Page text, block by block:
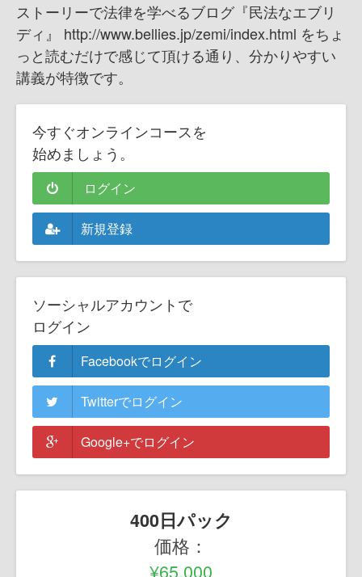
ストーリーで法律を学べるブログ『民法なエブリ
ディ』 http://www.bellies.jp/zemi/index.html をちょ
っと読むだけで感じて頂ける通り、分かりやすい
講義が特徴です。
今すぐオンラインコースを
始めましょう。
ログイン
新規登録
ソーシャルアカウントで
ログイン
Facebookでログイン
Twitterでログイン
Google+でログイン
400日パック
価格：
¥65,000